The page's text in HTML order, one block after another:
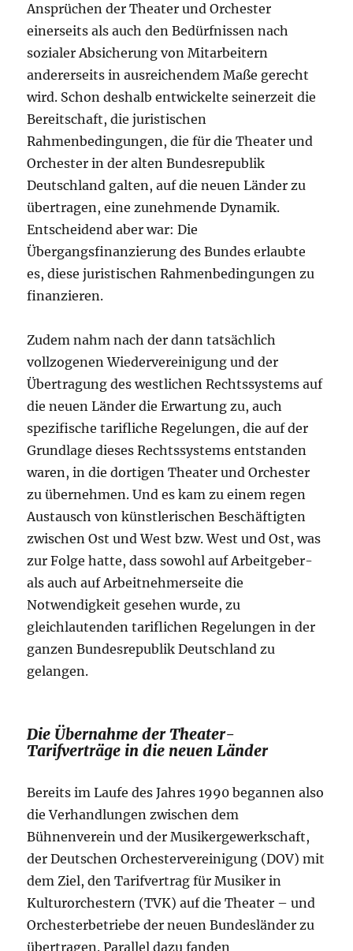
Ansprüchen der Theater und Orchester
einerseits als auch den Bedürfnissen nach
sozialer Absicherung von Mitarbeitern
andererseits in ausreichendem Maße gerecht
wird. Schon deshalb entwickelte seinerzeit die
Bereitschaft, die juristischen
Rahmenbedingungen, die für die Theater und
Orchester in der alten Bundesrepublik
Deutschland galten, auf die neuen Länder zu
übertragen, eine zunehmende Dynamik.
Entscheidend aber war: Die
Übergangsfinanzierung des Bundes erlaubte
es, diese juristischen Rahmenbedingungen zu
finanzieren.
Zudem nahm nach der dann tatsächlich
vollzogenen Wiedervereinigung und der
Übertragung des westlichen Rechtssystems auf
die neuen Länder die Erwartung zu, auch
spezifische tarifliche Regelungen, die auf der
Grundlage dieses Rechtssystems entstanden
waren, in die dortigen Theater und Orchester
zu übernehmen. Und es kam zu einem regen
Austausch von künstlerischen Beschäftigten
zwischen Ost und West bzw. West und Ost, was
zur Folge hatte, dass sowohl auf Arbeitgeber-
als auch auf Arbeitnehmerseite die
Notwendigkeit gesehen wurde, zu
gleichlautenden tariflichen Regelungen in der
ganzen Bundesrepublik Deutschland zu
gelangen.
Die Übernahme der Theater-
Tarifverträge in die neuen Länder
Bereits im Laufe des Jahres 1990 begannen also
die Verhandlungen zwischen dem
Bühnenverein und der Musikergewerkschaft,
der Deutschen Orchestervereinigung (DOV) mit
dem Ziel, den Tarifvertrag für Musiker in
Kulturorchestern (TVK) auf die Theater – und
Orchesterbetriebe der neuen Bundesländer zu
übertragen. Parallel dazu fanden